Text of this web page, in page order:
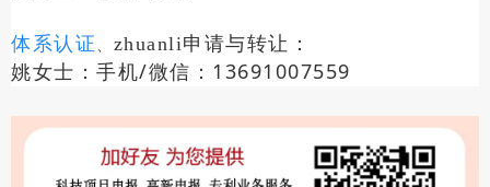
体系认证、 zhuanli申请与转让 ：
姚女士：手机/微信：13691007559